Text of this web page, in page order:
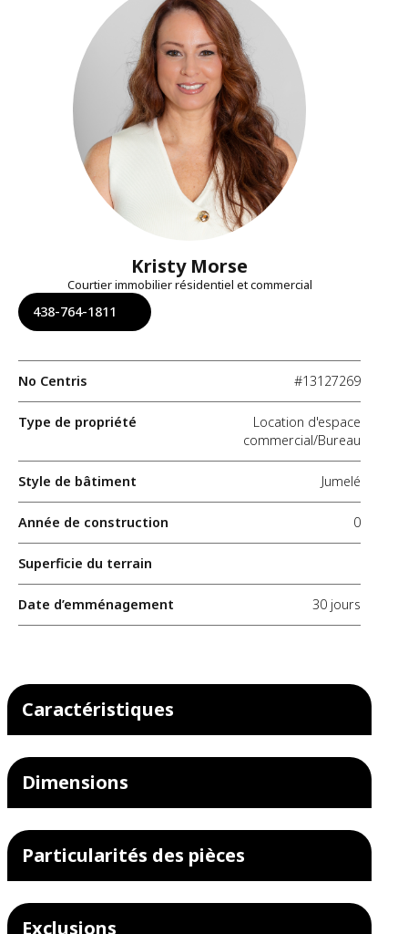
Kristy Morse
Courtier immobilier résidentiel et commercial
438-764-1811
No Centris #13127269
Type de propriété
Location d'espace
commercial/Bureau
Style de bâtiment Jumelé
Année de construction 0
Superficie du terrain
Date d’emménagement 30 jours
Caractéristiques
Dimensions
Particularités des pièces
Exclusions